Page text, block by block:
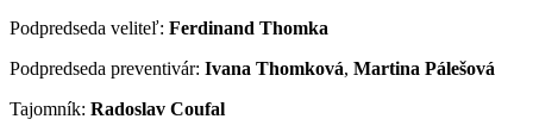
Podpredseda veliteľ: Ferdinand Thomka
Podpredseda preventivár: Ivana Thomková, Martina Pálešová
Tajomník: Radoslav Coufal